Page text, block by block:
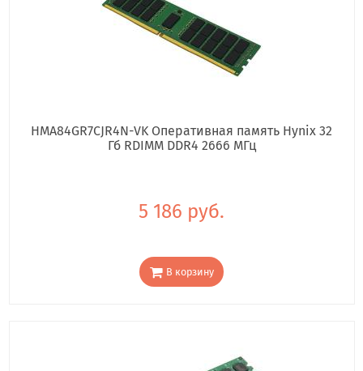
HMA84GR7CJR4N-VK Оперативная память Hynix 32
Гб RDIMM DDR4 2666 МГц
5 186 руб.
В корзину